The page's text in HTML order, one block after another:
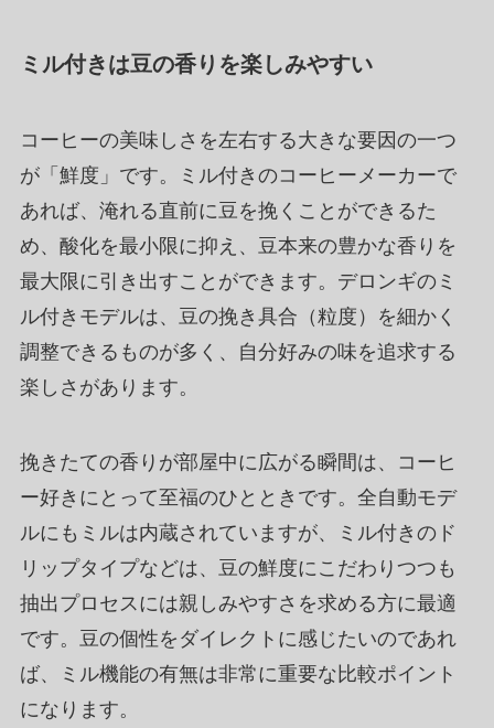
ミル付きは豆の香りを楽しみやすい
コーヒーの美味しさを左右する大きな要因の一つ
が「鮮度」です。ミル付きのコーヒーメーカーで
あれば、淹れる直前に豆を挽くことができるた
め、酸化を最小限に抑え、豆本来の豊かな香りを
最大限に引き出すことができます。デロンギのミ
ル付きモデルは、豆の挽き具合（粒度）を細かく
調整できるものが多く、自分好みの味を追求する
楽しさがあります。
挽きたての香りが部屋中に広がる瞬間は、コーヒ
ー好きにとって至福のひとときです。全自動モデ
ルにもミルは内蔵されていますが、ミル付きのド
リップタイプなどは、豆の鮮度にこだわりつつも
抽出プロセスには親しみやすさを求める方に最適
です。豆の個性をダイレクトに感じたいのであれ
ば、ミル機能の有無は非常に重要な比較ポイント
になります。